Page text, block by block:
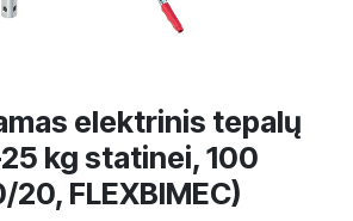
elektrinis tepalų
kg statinei, 100
FLEXBIMEC)